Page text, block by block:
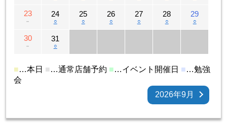
23
－
24
○
25
○
26
○
27
○
28
○
29
○
30
－
31
○
■…本日 ■ …通常店舗予約 ■…イベント開催日 ■…勉強
会
2026年9月